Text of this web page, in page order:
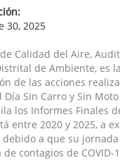
30, 2025
Calidad del Aire,
de Ambiente, es
de las acciones
Sin Carro y Sin
los Informes Finales
entre 2020 y 2025, a
a que su jornada
contagios de COVID-